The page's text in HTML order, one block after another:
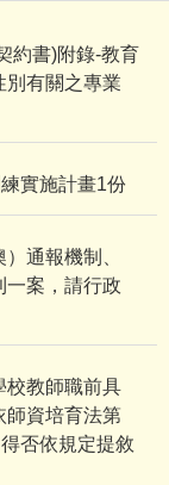
，
。
護自己和他人
約書)附錄-教育
別有關之專業
實施計畫1份
通報機制、
一案，請行政
校教師職前具
師資培育法第
否依規定提敘